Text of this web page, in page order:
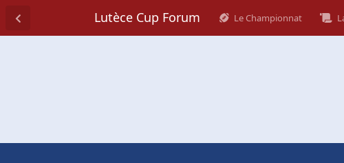
Lutèce Cup Forum Le Championnat